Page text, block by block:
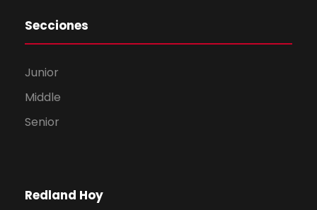
Secciones
Junior
Middle
Senior
Redland Hoy